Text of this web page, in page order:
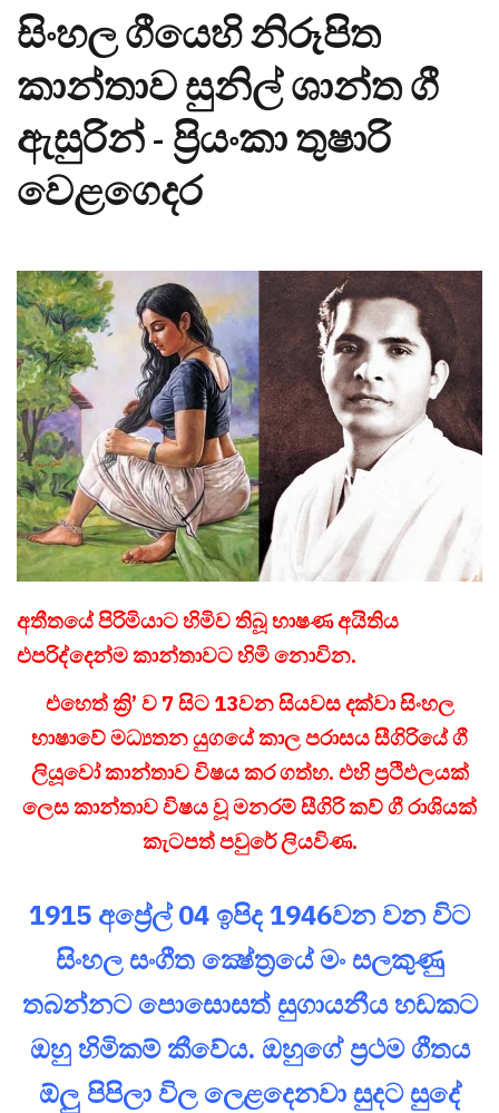
සිංහල ගීයෙහි නිරූපිත
කාන්තාව සුනිල් ශාන්ත ගී
ඇසුරින් - ප්‍රියංකා තුෂාරි
වෙළගෙදර
අතීතයේ පිරිමියාට හිමිව තිබූ භාෂණ අයිතිය
එපරිද්දෙන්ම කාන්තාවට හිමි නොවින.
එහෙත් ක්‍රි’ ව 7 සිට 13වන සියවස දක්වා සිංහල
භාෂාවේ මධ්‍යතන යුගයේ කාල පරාසය සීගිරියේ ගී
ලියූවෝ කාන්තාව විෂය කර ගත්හ. එහි ප්‍රථිඵලයක්
ලෙස කාන්තාව විෂය වූ මනරම් සීගිරි කව් ගී රාශියක්
කැටපත් පවුරේ ලියවිණ.
1915 අප්‍රේල් 04 ඉපිද 1946වන වන විට
සිංහල සංගීත ක්‍ෂේත්‍රයේ මං සලකුණු
තබන්නට පොසොසත් සුගායනීය හඩකට
ඔහු හිමිකම් කීවේය. ඔහුගේ ප්‍රථම ගීතය
ඕලු‍ පිපිලා විල ලෙළදෙනවා සුදට සුදේ